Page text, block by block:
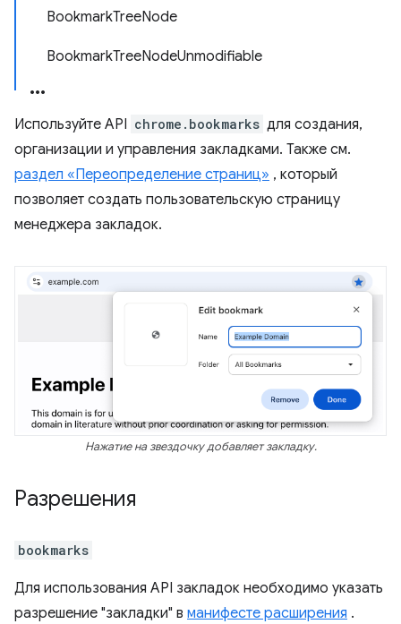
BookmarkTreeNode
BookmarkTreeNodeUnmodifiable
Используйте API chrome.bookmarks для создания,
организации и управления закладками. Также см.
раздел «Переопределение страниц» , который
позволяет создать пользовательскую страницу
менеджера закладок.
Нажатие на звездочку добавляет закладку.
Разрешения
bookmarks
Для использования API закладок необходимо указать
разрешение "закладки" в манифесте расширения .